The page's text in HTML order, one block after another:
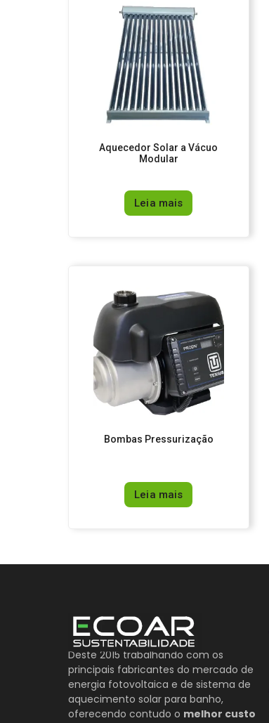
Aquecedor Solar a Vácuo
Modular
Leia mais
Bombas Pressurização
Leia mais
Deste 2015 trabalhando com os
principais fabricantes do mercado de
energia fotovoltaica e de sistema de
aquecimento solar para banho,
oferecendo contudo o melhor custo